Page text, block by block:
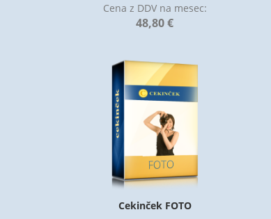
Cena z DDV na mesec:
48,80 €
Cekinček FOTO